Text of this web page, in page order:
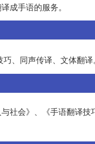
成手语的服务。
、同声传译、文体翻译。
社会》、《手语翻译技